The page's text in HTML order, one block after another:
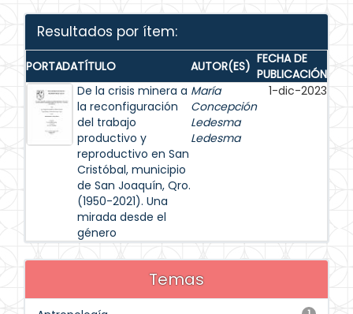
Resultados por ítem:
PORTADATÍTULO AUTOR(ES) FECHA DE
PUBLICACIÓN
De la crisis minera a
la reconfiguración
del trabajo
productivo y
reproductivo en San
Cristóbal, municipio
de San Joaquín, Qro.
(1950-2021). Una
mirada desde el
género
María
Concepción
Ledesma
Ledesma
1-dic-2023
Temas